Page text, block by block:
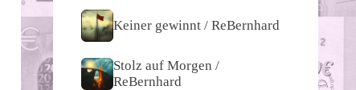
Keiner gewinnt / ReBernhard
Stolz auf Morgen /
ReBernhard